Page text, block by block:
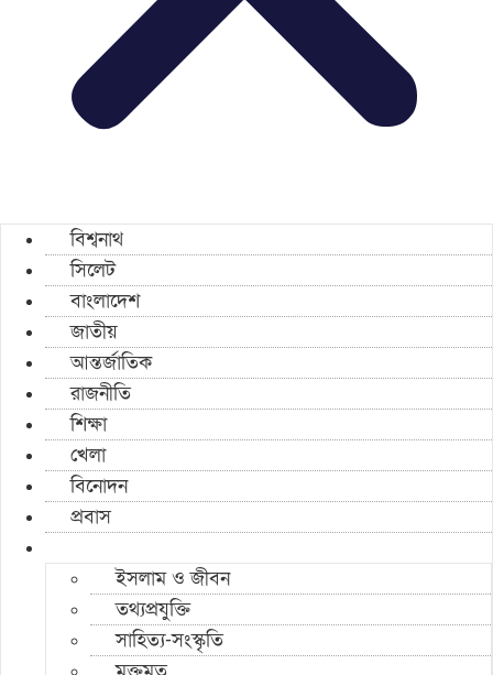
বিশ্বনাথ
সিলেট
বাংলাদেশ
জাতীয়
আন্তর্জাতিক
রাজনীতি
শিক্ষা
খেলা
বিনোদন
প্রবাস
ইসলাম ও জীবন
তথ্যপ্রযুক্তি
সাহিত্য-সংস্কৃতি